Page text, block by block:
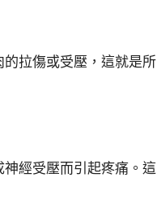
拉傷或受壓，這就是所
經受壓而引起疼痛。這